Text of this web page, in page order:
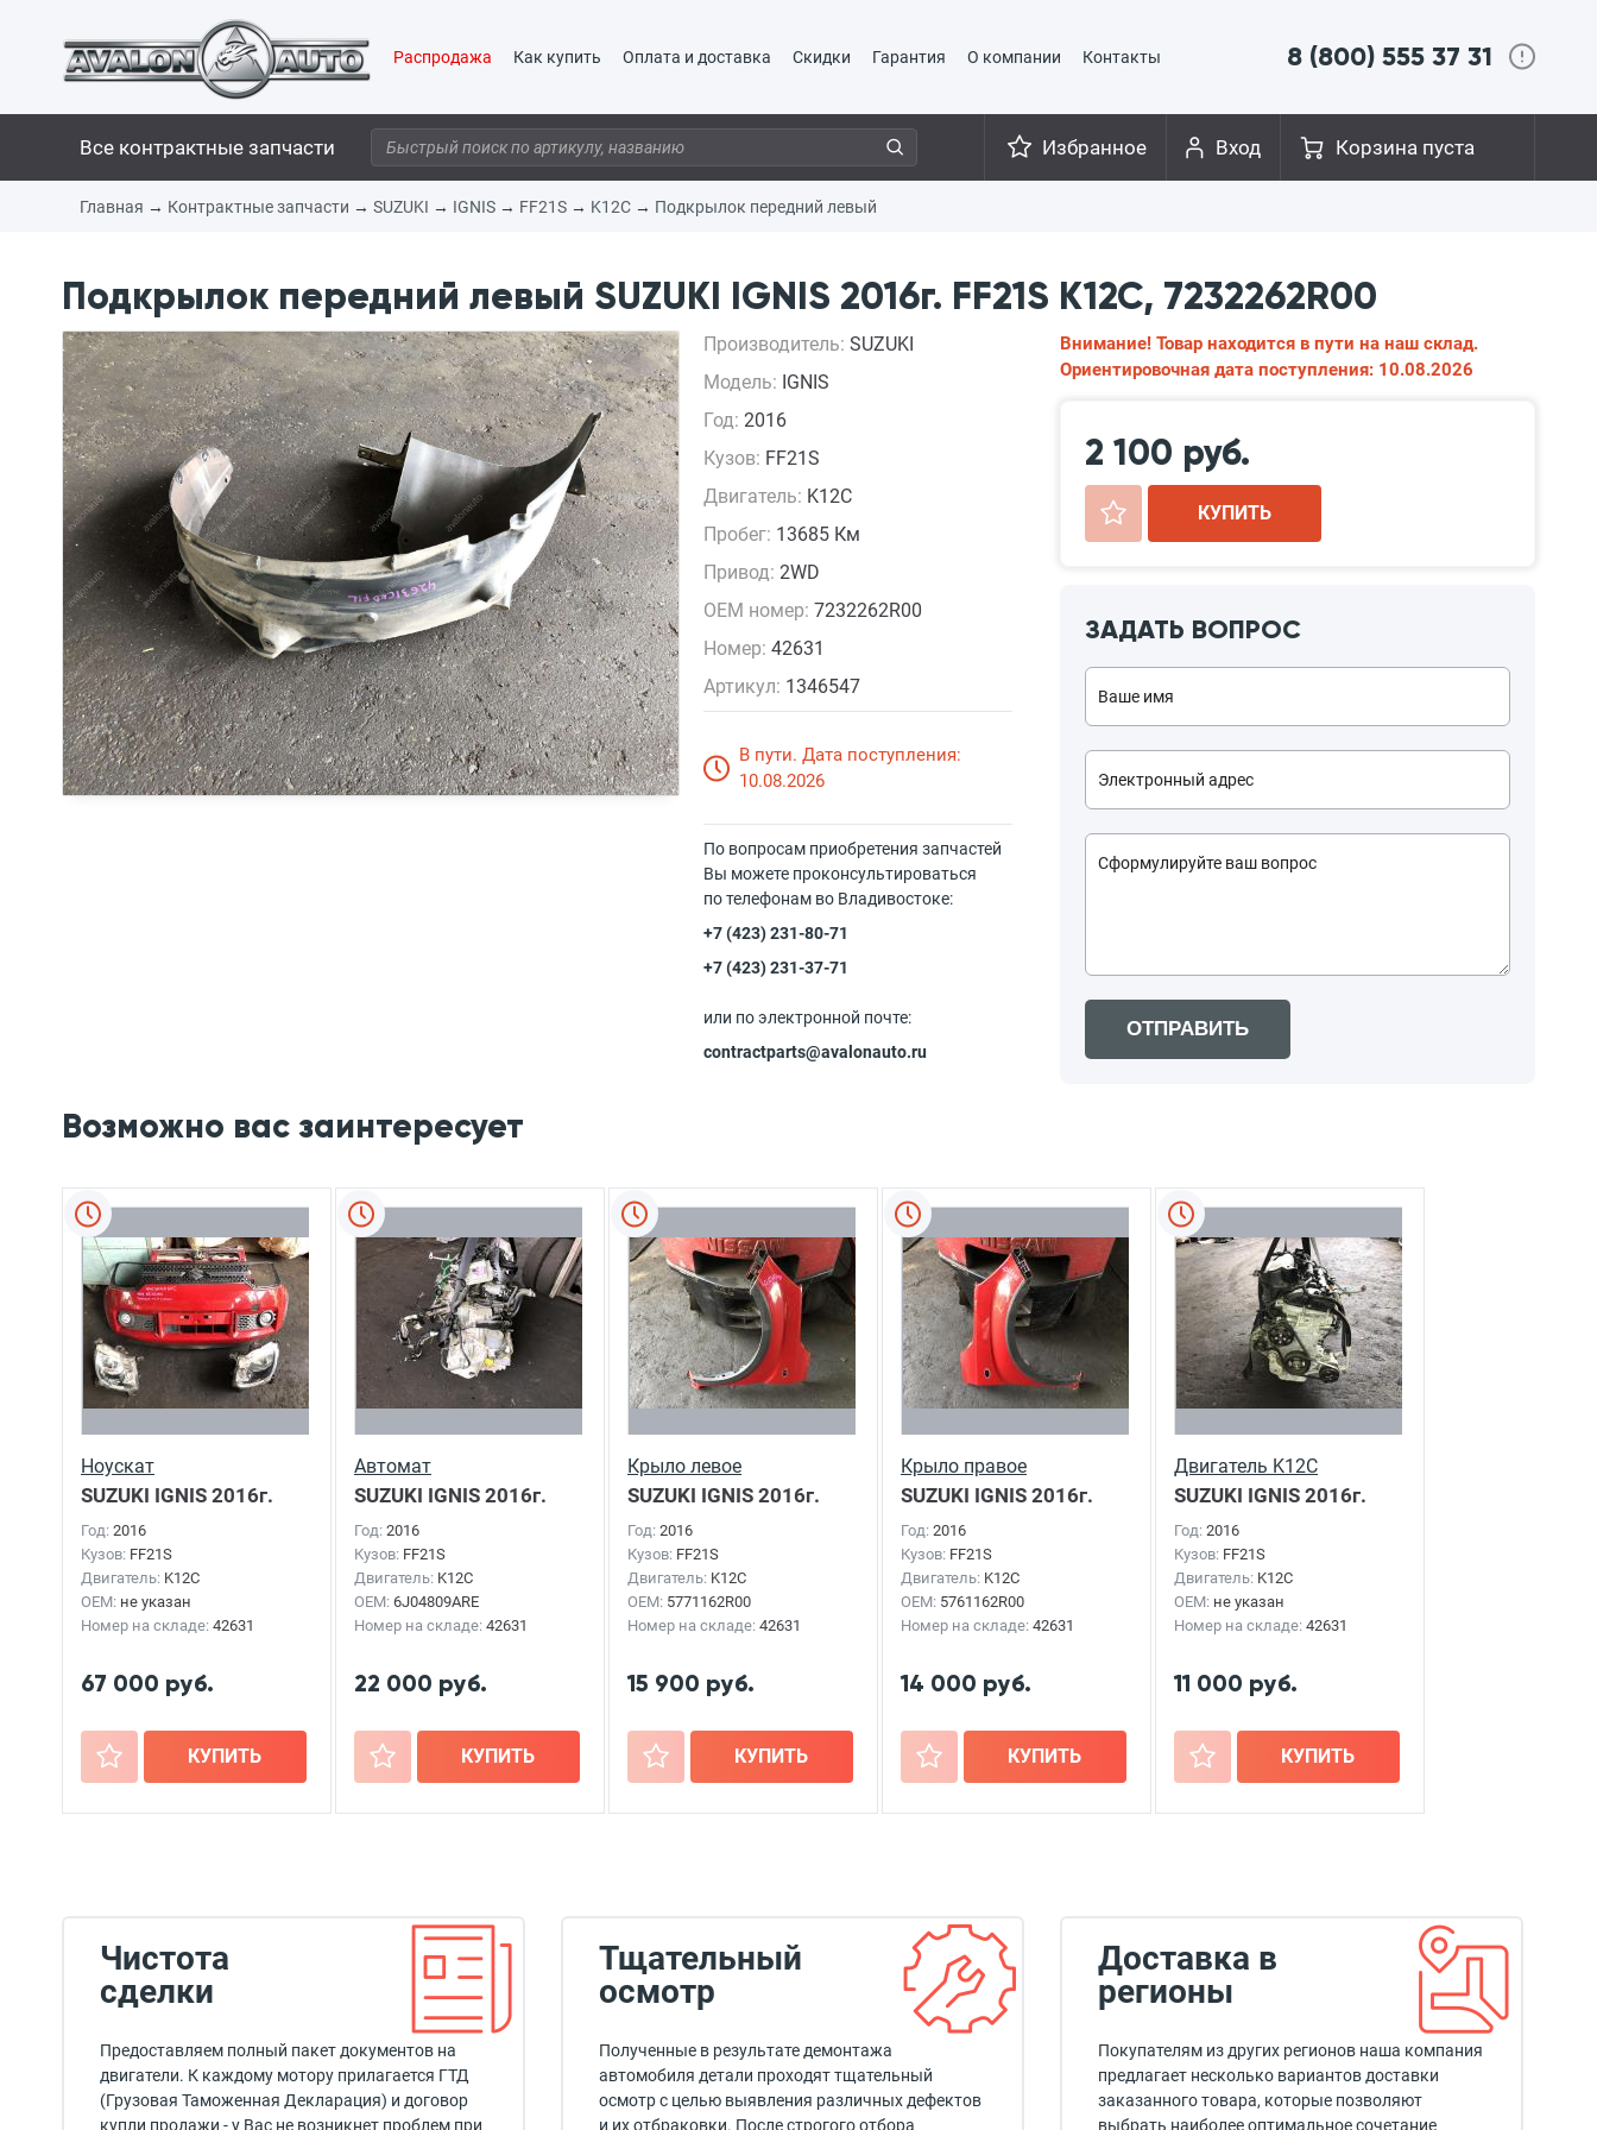
Распродажа Как купить Оплата и доставка Скидки Гарантия О компании Контакты 8 (800) 555 37 31
Все контрактные запчасти Корзина пуста
Вход
Избранное
Главная → Контрактные запчасти → SUZUKI → IGNIS → FF21S → K12C → Подкрылок передний левый
Подкрылок передний левый SUZUKI IGNIS 2016г. FF21S K12C, 7232262R00
Производитель: SUZUKI
Модель: IGNIS
Год: 2016
Кузов: FF21S
Двигатель: K12C
Пробег: 13685 Км
Привод: 2WD
OEM номер: 7232262R00
Номер: 42631
Артикул: 1346547
В пути. Дата поступления:
10.08.2026
По вопросам приобретения запчастей
Вы можете проконсультироваться
по телефонам во Владивостоке:
+7 (423) 231-80-71
+7 (423) 231-37-71
или по электронной почте:
contractparts@avalonauto.ru
Внимание! Товар находится в пути на наш склад.
Ориентировочная дата поступления: 10.08.2026
2 100 руб.
+ КУПИТЬ
ЗАДАТЬ ВОПРОС
ОТПРАВИТЬ
Возможно вас заинтересует
Ноускат
SUZUKI IGNIS 2016г.
Год: 2016
Кузов: FF21S
Двигатель: K12C
OEM: не указан
Номер на складе: 42631
67 000 руб.
+ КУПИТЬ
Автомат
SUZUKI IGNIS 2016г.
Год: 2016
Кузов: FF21S
Двигатель: K12C
OEM: 6J04809ARE
Номер на складе: 42631
22 000 руб.
+ КУПИТЬ
Крыло левое
SUZUKI IGNIS 2016г.
Год: 2016
Кузов: FF21S
Двигатель: K12C
OEM: 5771162R00
Номер на складе: 42631
15 900 руб.
+ КУПИТЬ
Крыло правое
SUZUKI IGNIS 2016г.
Год: 2016
Кузов: FF21S
Двигатель: K12C
OEM: 5761162R00
Номер на складе: 42631
14 000 руб.
+ КУПИТЬ
Двигатель K12C
SUZUKI IGNIS 2016г.
Год: 2016
Кузов: FF21S
Двигатель: K12C
OEM: не указан
Номер на складе: 42631
11 000 руб.
+ КУПИТЬ
Чистота
сделки
Предоставляем полный пакет документов на
двигатели. К каждому мотору прилагается ГТД
(Грузовая Таможенная Декларация) и договор
купли продажи - у Вас не возникнет проблем при
Тщательный
осмотр
Полученные в результате демонтажа
автомобиля детали проходят тщательный
осмотр с целью выявления различных дефектов
и их отбраковки. После строгого отбора
Доставка в
регионы
Покупателям из других регионов наша компания
предлагает несколько вариантов доставки
заказанного товара, которые позволяют
выбрать наиболее оптимальное сочетание